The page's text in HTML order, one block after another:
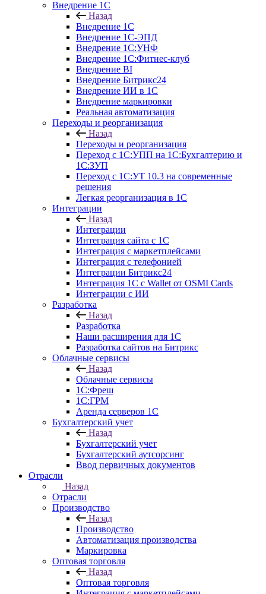
Внедрение 1С
Назад
Внедрение 1С
Внедрение 1С-ЭПД
Внедрение 1С:УНФ
Внедрение 1С:Фитнес-клуб
Внедрение BI
Внедрение Битрикс24
Внедрение ИИ в 1С
Внедрение маркировки
Реальная автоматизация
Переходы и реорганизация
Назад
Переходы и реорганизация
Переход с 1С:УПП на 1С:Бухгалтерию и
1С:ЗУП
Переход с 1С:УТ 10.3 на современные
решения
Легкая реорганизация в 1С
Интеграции
Назад
Интеграции
Интеграция сайта с 1С
Интеграция с маркетплейсами
Интеграция с телефонией
Интеграции Битрикс24
Интеграция 1С с Wallet от OSMI Cards
Интеграции с ИИ
Разработка
Назад
Разработка
Наши расширения для 1С
Разработка сайтов на Битрикс
Облачные сервисы
Назад
Облачные сервисы
1С:Фреш
1С:ГРМ
Аренда серверов 1С
Бухгалтерский учет
Назад
Бухгалтерский учет
Бухгалтерский аутсорсинг
Ввод первичных документов
Отрасли
Назад
Отрасли
Производство
Назад
Производство
Автоматизация производства
Маркировка
Оптовая торговля
Назад
Оптовая торговля